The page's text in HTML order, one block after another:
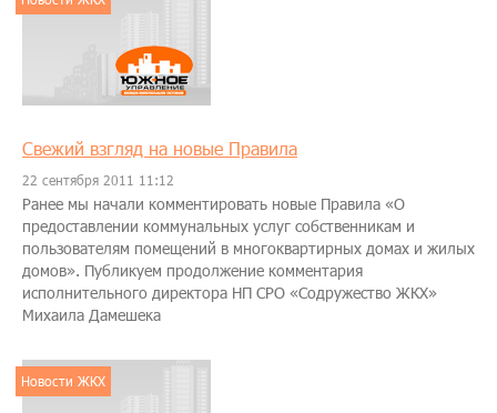
Свежий взгляд на новые Правила
22 сентября 2011 11:12
Ранее мы начали комментировать новые Правила «О
предоставлении коммунальных услуг собственникам и
пользователям помещений в многоквартирных домах и жилых
домов». Публикуем продолжение комментария
исполнительного директора НП СРО «Содружество ЖКХ»
Михаила Дамешека
Новости ЖКХ